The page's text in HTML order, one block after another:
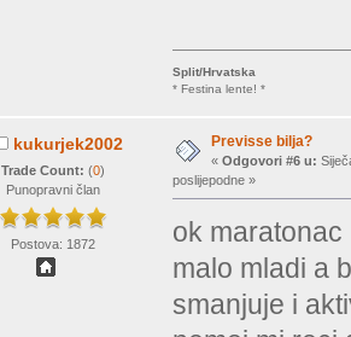
Split/Hrvatska
* Festina lente! *
kukurjek2002
Trade Count: (0)
Punopravni član
Postova: 1872
Previsse bilja?
« Odgovori #6 u:
poslijepodne »
ok
malo mladi a
smanjuje i